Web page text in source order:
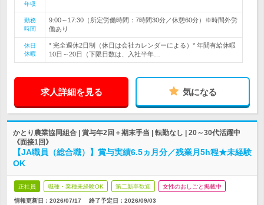
年収
勤務
時間
9:00～17:30（所定労働時間：7時間30分／休憩60分）※時間外労
働あり
休日
休暇
* 完全週休2日制（休日は会社カレンダーによる）* 年間有給休暇
10日～20日（下限日数は、入社半年…
求人詳細を見る 気になる
かとり農業協同組合 | 賞与年2回＋期末手当 | 転勤なし | 20～30代活躍中
《面接1回》
【JA職員（総合職）】賞与実績6.5ヵ月分／残業月5h程★未経験
OK
正社員 職種・業種未経験OK 第二新卒歓迎 女性のおしごと掲載中
情報更新日：2026/07/17 終了予定日： 2026/09/03